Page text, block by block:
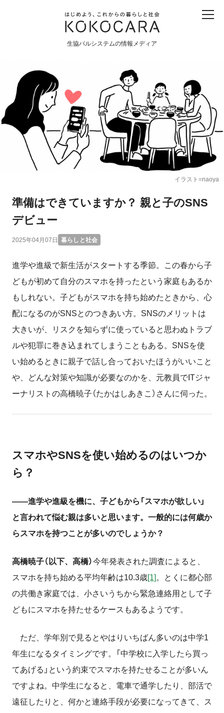
生協パルシステムの情報メディア
産直 食育 食べる 震災
食と農
暮らしと社会
環境と平和
生協の宅配パルシステム
イラスト=naoya
準備はできていますか？ 親と子のSNS
デビュー
2025年04月07日 暮らしと社会
進学や進級で新生活がスタートする季節。この春から子
どもが初めて自分のスマホを持ったという家庭もあるか
もしれない。子どもがスマホを持ち始めたときから、心
配になるのがSNSとのつきあい方。SNSのメリットは
大きいが、リスクを知らずに使っていると思わぬトラブ
ルや犯罪に巻き込まれてしまうこともある。SNSを使
い始めるときに親子で話し合っておいたほうがいいこと
や、どんな対策や知識が必要なのかを、元教員でITジャ
ーナリストの高橋暁子（たかはしあきこ）さんに伺った。
スマホやSNSを使い始めるのはいつか
ら？
――進学や進級を機に、子どもから「スマホが欲しい」
と言われて悩む親は多いと思います。一般的には何歳か
らスマホを持つことが多いのでしょうか？
高橋暁子（以下、高橋）今年発表された調査によると、
スマホを持ち始める平均年齢は10.3歳[1] 。とくに都心部
の共働き家庭では、小さいうちから緊急連絡用として子
どもにスマホを持たせるケースもあるようです。
ただ、学年別で見るとやはりいちばん多いのは中学1
年生になるタイミングです。「中学校に入学したら買っ
てあげる」という約束でスマホを持たせることが多いん
ですよね。中学生になると、電車で通学したり、部活で
遠征したりと、何かと連絡手段が必要になってきて、ス